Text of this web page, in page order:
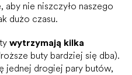
aby nie niszczyło naszego
dużo czasu.
wytrzymają kilka
buty bardziej się dba).
jednej drogiej pary butów,